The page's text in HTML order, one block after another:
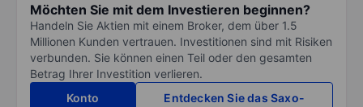
Möchten Sie mit dem Investieren beginnen?
Handeln Sie Aktien mit einem Broker, dem über 1.5
Millionen Kunden vertrauen. Investitionen sind mit Risiken
verbunden. Sie können einen Teil oder den gesamten
Betrag Ihrer Investition verlieren.
Konto
Entdecken Sie das Saxo-